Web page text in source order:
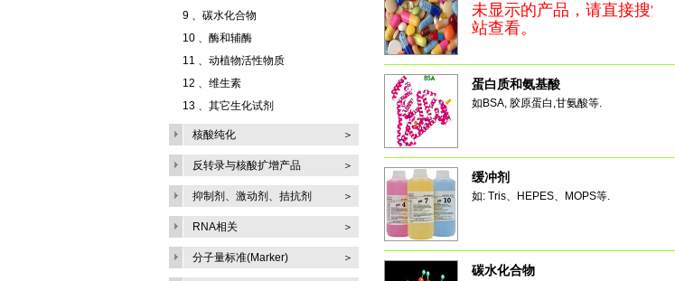
9 、 碳水化合物
10 、 酶和辅酶
11 、 动植物活性物质
12 、 维生素
13 、 其它生化试剂
核酸纯化 ＞
反转录与核酸扩增产品 ＞
抑制剂、激动剂、拮抗剂 ＞
RNA相关 ＞
分子量标准(Marker) ＞
未显示的产品，请直接搜索本
站查看。
蛋白质和氨基酸
如BSA, 胶原蛋白,甘氨酸等.
缓冲剂
如: Tris、HEPES、MOPS等.
碳水化合物